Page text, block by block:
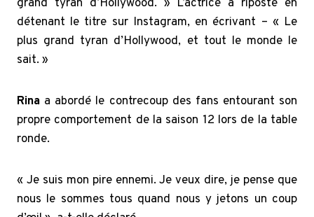
grand tyran d’Hollywood. » L’actrice a riposté en
détenant le titre sur Instagram, en écrivant – « Le
plus grand tyran d’Hollywood, et tout le monde le
sait. »
Rina a abordé le contrecoup des fans entourant son
propre comportement de la saison 12 lors de la table
ronde.
« Je suis mon pire ennemi. Je veux dire, je pense que
nous le sommes tous quand nous y jetons un coup